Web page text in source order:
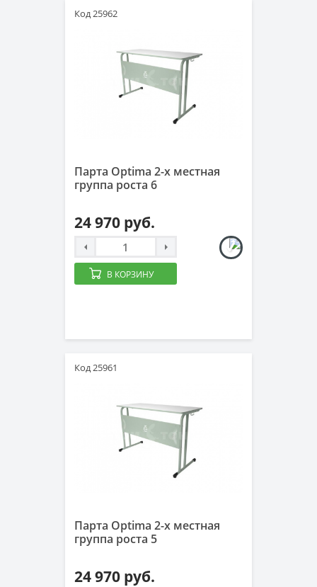
Код 25962
Парта Optima 2-х местная
группа роста 6
24 970 руб.
В КОРЗИНУ
Код 25961
Парта Optima 2-х местная
группа роста 5
24 970 руб.